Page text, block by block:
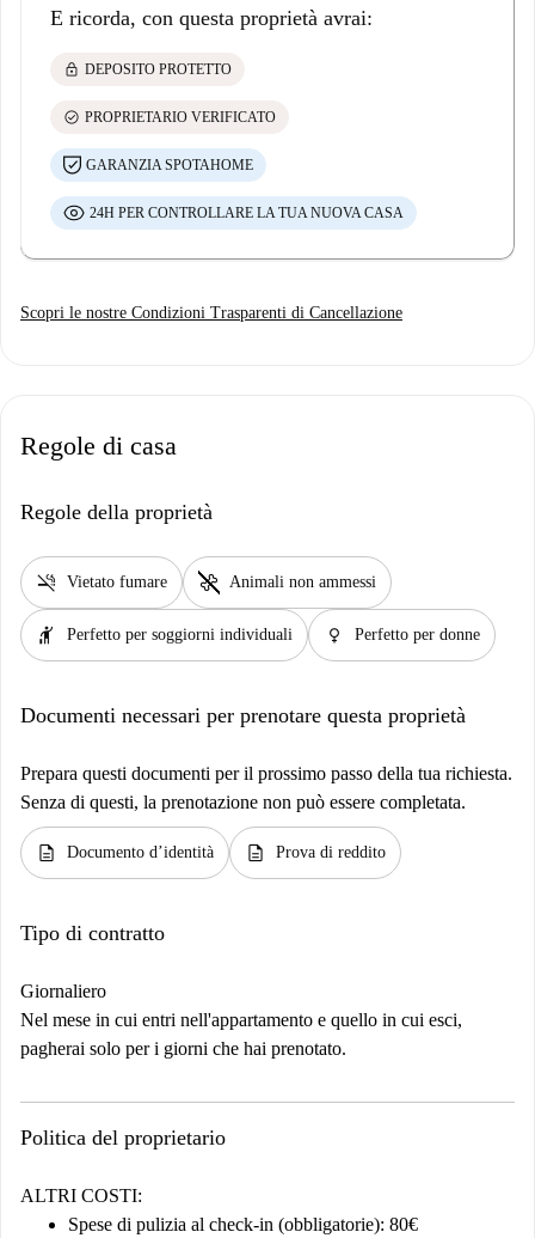
E ricorda, con questa proprietà avrai:
lock DEPOSITO PROTETTO
check_circle PROPRIETARIO VERIFICATO
GARANZIA SPOTAHOME
24H PER CONTROLLARE LA TUA NUOVA CASA
Scopri le nostre Condizioni Trasparenti di Cancellazione
Regole di casa
Regole della proprietà
smoke_free Vietato fumare pet_supplies Animali non ammessi
hail Perfetto per soggiorni individuali female Perfetto per donne
Documenti necessari per prenotare questa proprietà
Prepara questi documenti per il prossimo passo della tua richiesta.
Senza di questi, la prenotazione non può essere completata.
description Documento d’identità description Prova di reddito
Tipo di contratto
Giornaliero
Nel mese in cui entri nell'appartamento e quello in cui esci,
pagherai solo per i giorni che hai prenotato.
Politica del proprietario
ALTRI COSTI:
Spese di pulizia al check-in (obbligatorie): 80€